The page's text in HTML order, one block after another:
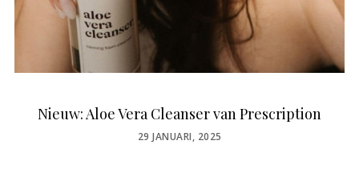
Nieuw: Aloe Vera Cleanser van Prescription
POSTED
29 JANUARI, 2025